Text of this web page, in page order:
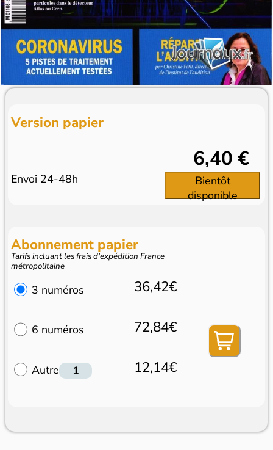
Version papier
Envoi 24-48h
6,40 €
Bientôt
disponible
Abonnement papier
Tarifs incluant les frais d'expédition France
métropolitaine
3 numéros 36,42€
6 numéros 72,84€
Autre 12,14€